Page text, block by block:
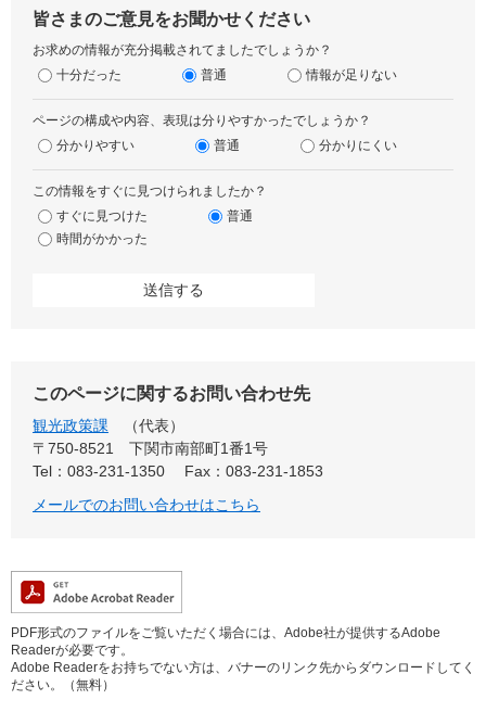
皆さまのご意見をお聞かせください
お求めの情報が充分掲載されてましたでしょうか？
十分だった
普通 情報が足りない
ページの構成や内容、表現は分りやすかったでしょうか？
分かりやすい
普通 分かりにくい
この情報をすぐに見つけられましたか？
すぐに見つけた
普通
時間がかかった
このページに関するお問い合わせ先
観光政策課
代表
〒750-8521
下関市南部町1番1号
Tel：083-231-1350
Fax：083-231-1853
メールでのお問い合わせはこちら
PDF形式のファイルをご覧いただく場合には、Adobe社が提供するAdobe
Readerが必要です。
Adobe Readerをお持ちでない方は、バナーのリンク先からダウンロードしてく
ださい。（無料）